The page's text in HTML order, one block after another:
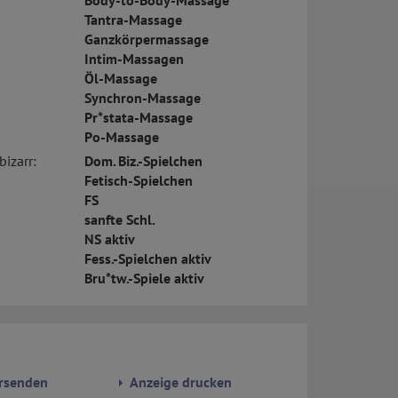
Tantra-Massage
Ganzkörpermassage
Intim-Massagen
Öl-Massage
Synchron-Massage
Pr*stata-Massage
Po-Massage
Dom. Biz.-Spielchen
Fetisch-Spielchen
FS
sanfte Schl.
NS aktiv
Fess.-Spielchen aktiv
Bru*tw.-Spiele aktiv
Anzeige drucken